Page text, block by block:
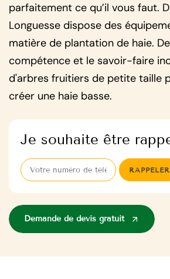
parfaitement ce qu’il vous faut.
Longuesse dispose des
matière de plantation de haie.
compétence et le savoir-faire
d'arbres fruitiers de petite taille
créer une haie basse.
Je souhaite être
Demande de devis gratuit